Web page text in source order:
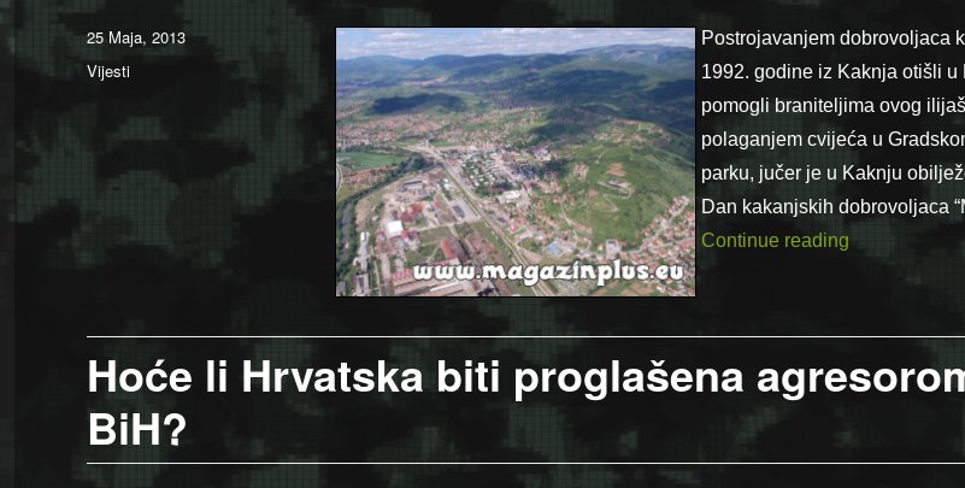
Postrojavanjem dobrovoljaca
1992. godine iz Kaknja otišli u
pomogli braniteljima ovog
polaganjem cvijeća u
parku, jučer je u Kaknju
Dan kakanjskih dobrovoljaca
Continue reading“Obilježen
Posted
on
25 Maja, 2013
Categories
Vijesti
Hoće li Hrvatska biti proglašena
BiH?